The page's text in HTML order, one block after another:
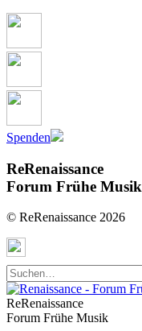
Spenden
ReRenaissance
Forum Frühe Musik
© ReRenaissance 2026
ReRenaissance
Forum Frühe Musik